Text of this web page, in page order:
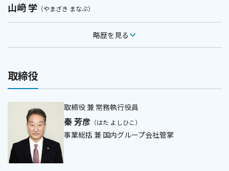
山﨑 学 （やまざき まなぶ）
略歴を見る
取締役
取締役 兼 常務執行役員
秦 芳彦 （はた よしひこ）
事業総括 兼 国内グループ会社管掌